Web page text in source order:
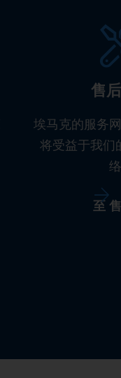
售
埃马克的服务
将受益于我们
至